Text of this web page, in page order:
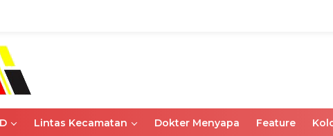
Lintas Kecamatan Dokter Menyapa Feature